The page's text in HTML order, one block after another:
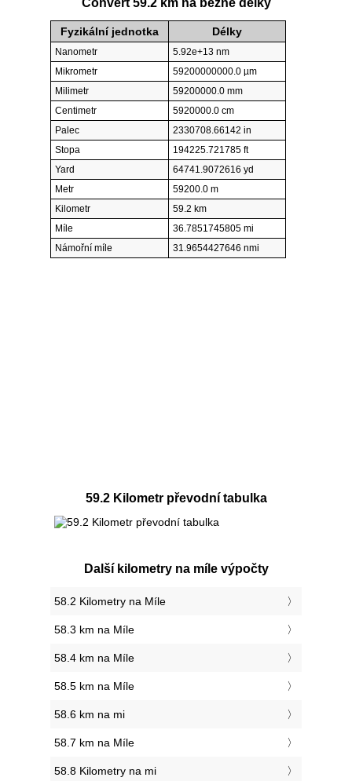
Convert 59.2 km na běžné délky
Fyzikální jednotka Délky
Nanometr
5.92e+13 nm
Mikrometr
59200000000.0 µm
Milimetr
59200000.0 mm
Centimetr
5920000.0 cm
Palec
2330708.66142 in
Stopa
194225.721785 ft
Yard
64741.9072616 yd
Metr
59200.0 m
Kilometr
59.2 km
Míle
36.7851745805 mi
Námořní míle
31.9654427646 nmi
59.2 Kilometr převodní tabulka
Další kilometry na míle výpočty
58.2 Kilometry na Míle
58.3 km na Míle
58.4 km na Míle
58.5 km na Míle
58.6 km na mi
58.7 km na Míle
58.8 Kilometry na mi